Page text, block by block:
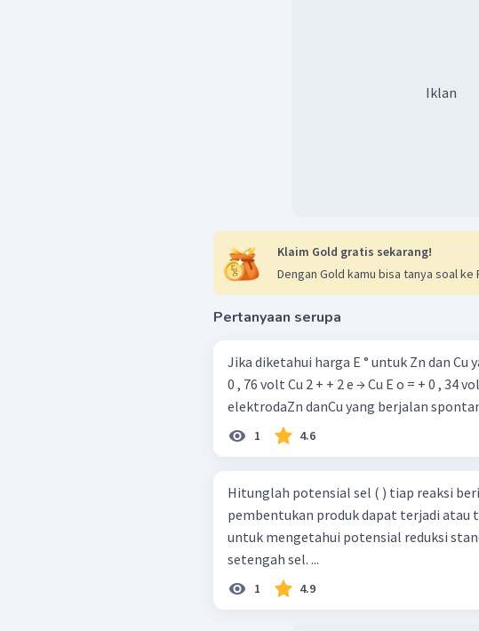
Iklan
Klaim Gold gratis sekarang!
Dengan Gold kamu bisa tanya soal ke
Pertanyaan serupa
Jika diketahui harga E ° untuk Zn dan Cu yaitu: Zn 2 + + 2 e → Zn
0 , 76 volt Cu 2 + + 2 e → Cu E o = + 0 , 34 volt Potensial sel Volta
elektrodaZn danCu yang berjalan
1 4.6
Hitunglah potensial sel ( ) tiap reaksi
pembentukan produk dapat terjadi atau
untuk mengetahui potensial reduksi
setengah sel. ...
1 4.9